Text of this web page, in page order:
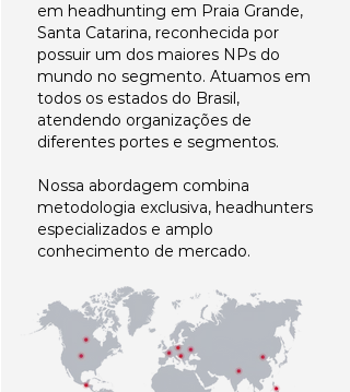
em headhunting em Praia Grande,
Santa Catarina, reconhecida por
possuir um dos maiores NPs do
mundo no segmento. Atuamos em
todos os estados do Brasil,
atendendo organizações de
diferentes portes e segmentos.
Nossa abordagem combina
metodologia exclusiva, headhunters
especializados e amplo
conhecimento de mercado.